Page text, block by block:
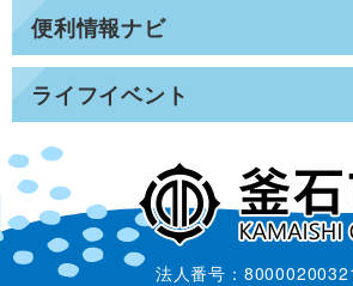
便利情報ナビ
ライフイベント
法人番号：